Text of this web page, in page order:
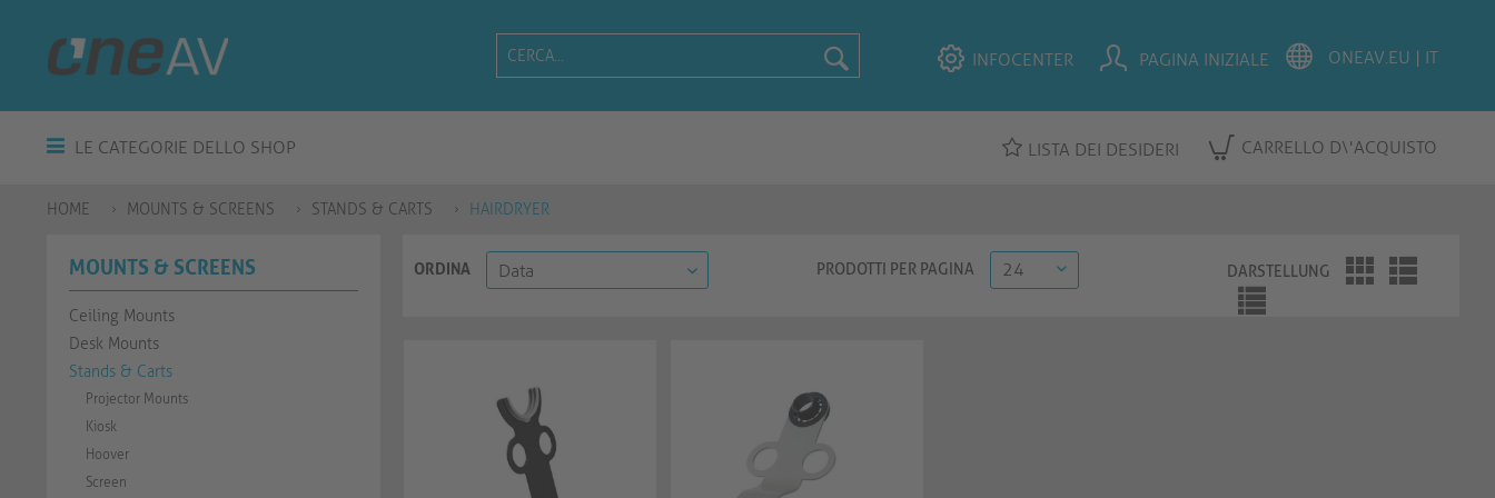
INFOCENTER PAGINA INIZIALE
LE CATEGORIE DELLO SHOP LISTA DEI DESIDERI CARRELLO D\'ACQUISTO
HOME MOUNTS & SCREENS STANDS & CARTS HAIRDRYER
MOUNTS & SCREENS
Ceiling Mounts
Desk Mounts
Stands & Carts
Projector Mounts
Kiosk
Hoover
Screen
ORDINA PRODOTTI PER PAGINA DARSTELLUNG